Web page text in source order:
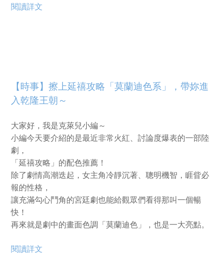
閱讀詳文
【時事】擦上延禧攻略「莫蘭迪色系」，帶妳進
入乾隆王朝～
大家好，我是克萊兒小編～
小編今天要介紹的是最近非常火紅、討論度爆表的一部陸
劇，
「延禧攻略」的配色推薦！
除了劇情高潮迭起，女主角冷靜沉著、聰明機智，睚眥必
報的性格，
讓充滿勾心鬥角的宮廷劇也能給觀眾們看得那叫一個暢
快！
再來就是劇中的畫面色調「莫蘭迪色」，也是一大亮點。
閱讀詳文